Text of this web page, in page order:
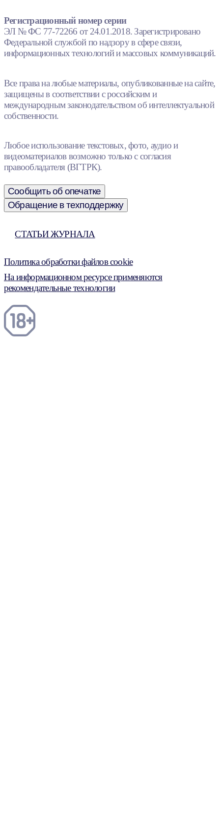
Регистрационный номер серии
ЭЛ № ФС 77-72266 от 24.01.2018. Зарегистрировано
Федеральной службой по надзору в сфере связи,
информационных технологий и массовых коммуникаций.
Все права на любые материалы, опубликованные на сайте,
защищены в соответствии с российским и
международным законодательством об интеллектуальной
собственности.
Любое использование текстовых, фото, аудио и
видеоматериалов возможно только с согласия
правообладателя (ВГТРК).
Сообщить об опечатке
Обращение в техподдержку
СТАТЬИ ЖУРНАЛА
Политика обработки файлов cookie
На информационном ресурсе применяются
рекомендательные технологии